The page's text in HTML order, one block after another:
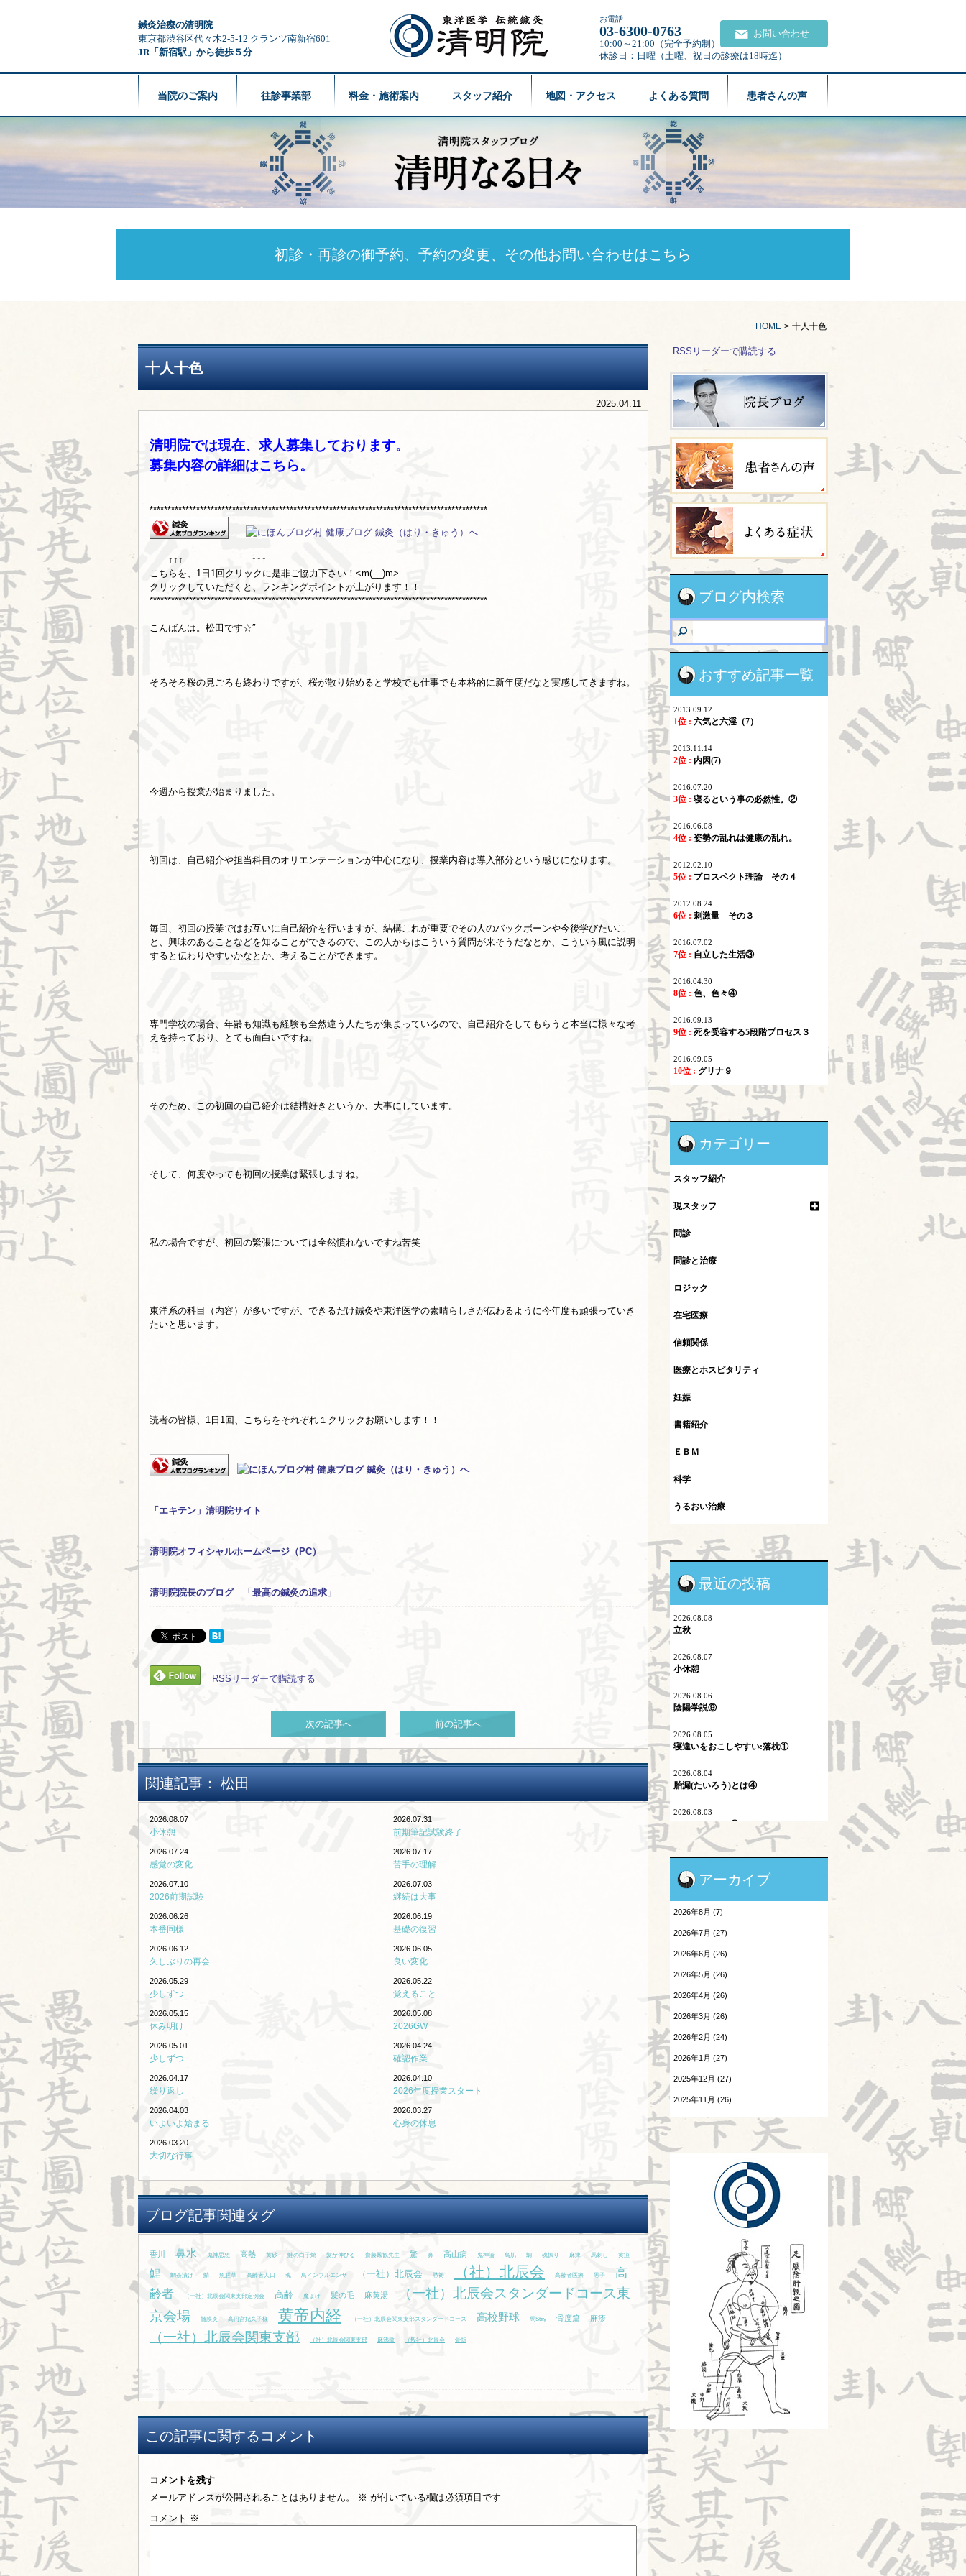
鍼灸治療の清明院
東京都渋谷区代々木2-5-12 クランツ南新宿601
JR「新宿駅」から徒歩５分
お電話
03-6300-0763
10:00～21:00（完全予約制）
お問い合わせ
休診日：日曜（土曜、祝日の診療は18時迄）
当院のご案内 往診事業部 料金・施術案内 スタッフ紹介 地図・アクセス よくある質問 患者さんの声
初診・再診の御予約、予約の変更、 その他お問い合わせはこちら
HOME > 十人十色
十人十色
2025.04.11
清明院では現在、求人募集しております。
募集内容の詳細はこちら。
**********************************************************************************************
↑↑↑ ↑↑↑
こちらを、1日1回クリックに是非ご協力下さい！<m(__)m>
クリックしていただくと、ランキングポイントが上がります！！
**********************************************************************************************
こんばんは。松田です☆″
そろそろ桜の見ごろも終わりですが、桜が散り始めると学校でも仕事でも本格的に新年度だなと実感してきますね。
今週から授業が始まりました。
初回は、自己紹介や担当科目のオリエンテーションが中心になり、授業内容は導入部分という感じになります。
毎回、初回の授業ではお互いに自己紹介を行いますが、結構これが重要でその人のバックボーンや今後学びたいこ
と、興味のあることなどを知ることができるので、この人からはこういう質問が来そうだなとか、こういう風に説明
すると伝わりやすいかなとか、考えることができます。
専門学校の場合、年齢も知識も経験も全然違う人たちが集まっているので、自己紹介をしてもらうと本当に様々な考
えを持っており、とても面白いですね。
そのため、この初回の自己紹介は結構好きというか、大事にしています。
そして、何度やっても初回の授業は緊張しますね。
私の場合ですが、初回の緊張については全然慣れないですね苦笑
東洋系の科目（内容）が多いですが、できるだけ鍼灸や東洋医学の素晴らしさが伝わるように今年度も頑張っていき
たいと思います。
読者の皆様、1日1回、こちらをそれぞれ１クリックお願いします！！
「エキテン」清明院サイト
清明院オフィシャルホームページ（PC）
清明院院長のブログ 「最高の鍼灸の追求」
RSSリーダーで購読する
次の記事へ 前の記事へ
関連記事： 松田
2026.08.07
小休憩
2026.07.31
前期筆記試験終了
2026.07.24
感覚の変化
2026.07.17
苦手の理解
2026.07.10
2026前期試験
2026.07.03
継続は大事
2026.06.26
本番同様
2026.06.19
基礎の復習
2026.06.12
久しぶりの再会
2026.06.05
良い変化
2026.05.29
少しずつ
2026.05.22
覚えること
2026.05.15
休み明け
2026.05.08
2026GW
2026.05.01
少しずつ
2026.04.24
確認作業
2026.04.17
繰り返し
2026.04.10
2026年度授業スタート
2026.04.03
いよいよ始まる
2026.03.27
心身の休息
2026.03.20
大切な行事
ブログ記事関連タグ
香川 鼻水 鬼神思想 高熱 黄砂 鮭の白子焼 髪が伸びる 齋藤鳳観先生 驚 鼻 高山病 鬼神論 鳥肌 鯛 魂振り 麻痺 馬刺し 黄疸
鯉 鯛茶漬け 鯖 魚腥草 高齢者人口 魂 鳥インフルエンザ （一社）北辰会 黙祷 （社）北辰会 高齢者医療 黒子
高
齢者
（一社）北辰会関東支部定例会 高齢 魔よけ 髪の毛 麻黄湯
（一社）北辰会スタンダードコース東
京会場
髄膜炎 高円宮妃久子様 黄帝内経 （一社）北辰会関東支部スタンダードコース 高校野球 馬Stay 骨度篇 麻疹
（一社）北辰会関東支部 （社）北辰会関東支部 麻沸散 （般社）北辰会 骨折
この記事に関するコメント
コメントを残す
メールアドレスが公開されることはありません。
※ が付いている欄は必須項目です
コメント ※
RSSリーダーで購読する
ブログ内検索
おすすめ記事一覧
2013.09.12
1位 : 六気と六淫（7）
2013.11.14
2位 : 内因(7)
2016.07.20
3位 : 寝るという事の必然性。②
2016.06.08
4位 : 姿勢の乱れは健康の乱れ。
2012.02.10
5位 : プロスペクト理論 その４
2012.08.24
6位 : 刺激量 その３
2016.07.02
7位 : 自立した生活③
2016.04.30
8位 : 色、色々④
2016.09.13
9位 : 死を受容する5段階プロセス３
2016.09.05
10位 : グリナ９
カテゴリー
スタッフ紹介
現スタッフ
問診
問診と治療
ロジック
在宅医療
信頼関係
医療とホスピタリティ
妊娠
書籍紹介
ＥＢＭ
科学
うるおい治療
カレント
シュタイナー教育
ネットワーク
マイコプラズマ肺炎
内因
不内外因
二十四節気
刺激量
医学史
地震酔い
小児と鍼灸
森のようちえん
温病
熱と治療
痺証
鍼灸教育について
最近の投稿
2026.08.08
立秋
2026.08.07
小休憩
2026.08.06
陰陽学説⑨
2026.08.05
寝違いをおこしやすい:落枕①
2026.08.04
胎漏(たいろう)とは④
2026.08.03
Hospitalistとは③
2026.08.01
2026.07.31
前期筆記試験終了
2026.07.30
頭が痛い③
胎漏(たいろう)とは③
Hospitalistとは②
2026.07.25
酷暑
2026.07.24
胎漏(たいろう)とは②
Hospitalistとは①
2026.07.18
2026.07.17
苦手の理解
2026.07.16
陰陽学説⑦
2026.07.15
頭が痛い①
2026.07.14
胎漏(たいろう)とは①
2026.07.13
鍼治療の臨床試験における標準化と柔
軟性を両立させるマニュアル⑬
2026.07.11
アーカイブ
2026年8月 (7)
2026年7月 (27)
2026年6月 (26)
2026年5月 (26)
2026年4月 (26)
2026年3月 (26)
2026年2月 (24)
2026年1月 (27)
2025年12月 (27)
2025年11月 (26)
2025年10月 (26)
2025年9月 (25)